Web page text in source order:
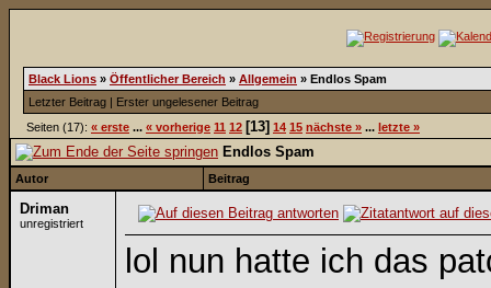
Black Lions » Öffentlicher Bereich » Allgemein » Endlos Spam
Letzter Beitrag | Erster ungelesener Beitrag
Seiten (17): « erste ... « vorherige 11 12 [13] 14 15 nächste » ... letzte »
Endlos Spam
Autor Beitrag
Driman
unregistriert
lol nun hatte ich das